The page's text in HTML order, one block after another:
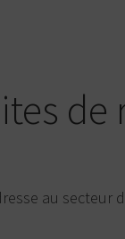
au secteur